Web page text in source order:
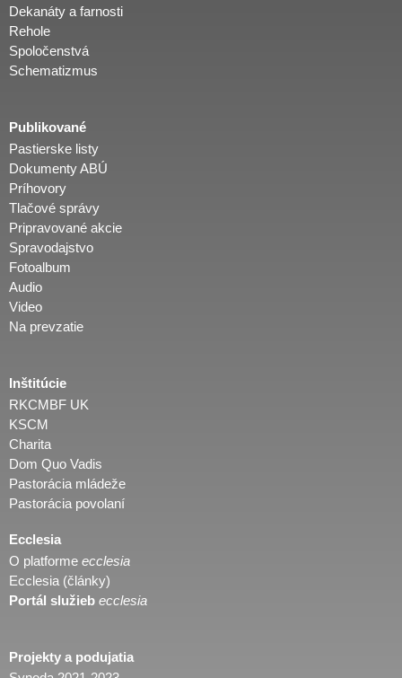
Dekanáty a farnosti
Rehole
Spoločenstvá
Schematizmus
Publikované
Pastierske listy
Dokumenty ABÚ
Príhovory
Tlačové správy
Pripravované akcie
Spravodajstvo
Fotoalbum
Audio
Video
Na prevzatie
Inštitúcie
RKCMBF UK
KSCM
Charita
Dom Quo Vadis
Pastorácia mládeže
Pastorácia povolaní
Ecclesia
O platforme ecclesia
Ecclesia (články)
Portál služieb ecclesia
Projekty a podujatia